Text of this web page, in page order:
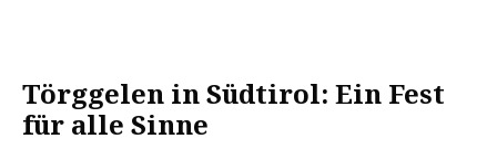
Törggelen in Südtirol: Ein Fest
für alle Sinne